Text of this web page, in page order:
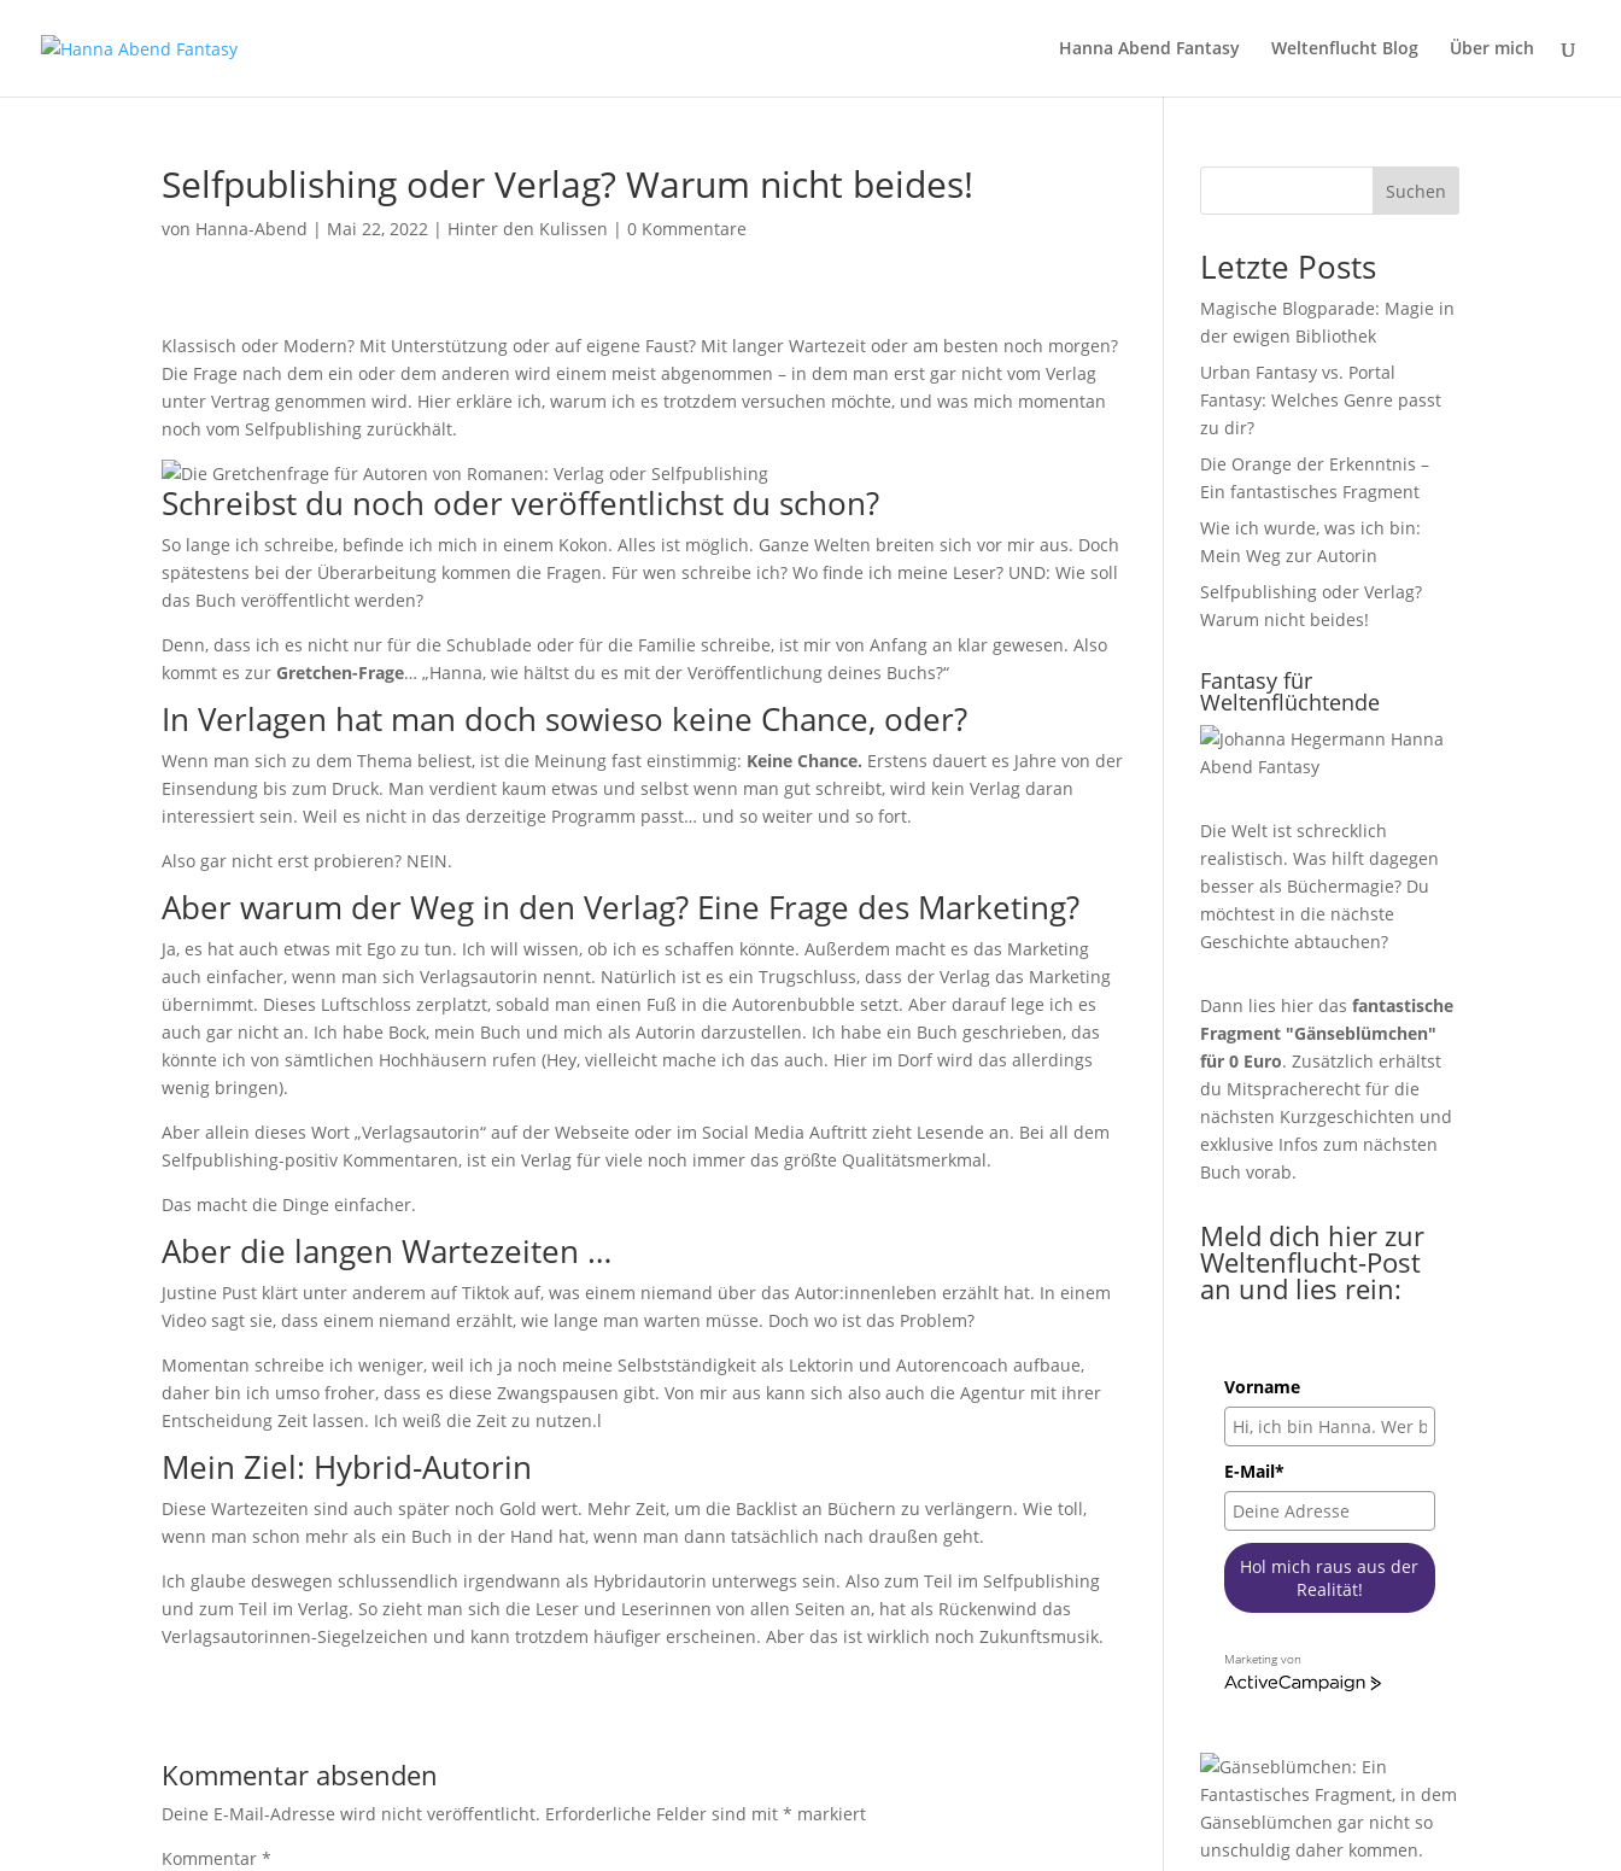
Hanna Abend Fantasy Weltenflucht Blog Über mich
Selfpublishing oder Verlag? Warum nicht beides!
von Hanna-Abend | Mai 22, 2022 | Hinter den Kulissen |0 Kommentare
Klassisch oder Modern? Mit Unterstützung oder auf eigene Faust? Mit langer Wartezeit oder am besten noch morgen?
Die Frage nach dem ein oder dem anderen wird einem meist abgenommen – in dem man erst gar nicht vom Verlag
unter Vertrag genommen wird. Hier erkläre ich, warum ich es trotzdem versuchen möchte, und was mich momentan
noch vom Selfpublishing zurückhält.
Schreibst du noch oder veröffentlichst du schon?
So lange ich schreibe, befinde ich mich in einem Kokon. Alles ist möglich. Ganze Welten breiten sich vor mir aus. Doch
spätestens bei der Überarbeitung kommen die Fragen. Für wen schreibe ich? Wo finde ich meine Leser? UND: Wie soll
das Buch veröffentlicht werden?
Denn, dass ich es nicht nur für die Schublade oder für die Familie schreibe, ist mir von Anfang an klar gewesen. Also
kommt es zurGretchen-Frage… „Hanna, wie hältst du es mit der Veröffentlichung deines Buchs?“
In Verlagen hat man doch sowieso keine Chance, oder?
Wenn man sich zu dem Thema beliest, ist die Meinung fast einstimmig: Keine Chance. Erstens dauert es Jahre von der
Einsendung bis zum Druck. Man verdient kaum etwas und selbst wenn man gut schreibt, wird kein Verlag daran
interessiert sein. Weil es nicht in das derzeitige Programm passt… und so weiter und so fort.
Also gar nicht erst probieren? NEIN.
Aber warum der Weg in den Verlag? Eine Frage des Marketing?
Ja, es hat auch etwas mit Ego zu tun. Ich will wissen, ob ich es schaffen könnte. Außerdem macht es das Marketing
auch einfacher, wenn man sich Verlagsautorin nennt. Natürlich ist es ein Trugschluss, dass der Verlag das Marketing
übernimmt. Dieses Luftschloss zerplatzt, sobald man einen Fuß in die Autorenbubble setzt. Aber darauf lege ich es
auch gar nicht an. Ich habe Bock, mein Buch und mich als Autorin darzustellen. Ich habe ein Buch geschrieben, das
könnte ich von sämtlichen Hochhäusern rufen (Hey, vielleicht mache ich das auch. Hier im Dorf wird das allerdings
wenig bringen).
Aber allein dieses Wort „Verlagsautorin“ auf der Webseite oder im Social Media Auftritt zieht Lesende an. Bei all dem
Selfpublishing-positiv Kommentaren, ist ein Verlag für viele noch immer das größte Qualitätsmerkmal.
Das macht die Dinge einfacher.
Aber die langen Wartezeiten …
Justine Pust klärt unter anderem auf Tiktok auf, was einem niemand über das Autor:innenleben erzählt hat. In einem
Video sagt sie, dass einem niemand erzählt, wie lange man warten müsse. Doch wo ist das Problem?
Momentan schreibe ich weniger, weil ich ja noch meine Selbstständigkeit als Lektorin und Autorencoach aufbaue,
daher bin ich umso froher, dass es diese Zwangspausen gibt. Von mir aus kann sich also auch die Agentur mit ihrer
Entscheidung Zeit lassen. Ich weiß die Zeit zu nutzen.l
Mein Ziel: Hybrid-Autorin
Diese Wartezeiten sind auch später noch Gold wert. Mehr Zeit, um die Backlist an Büchern zu verlängern. Wie toll,
wenn man schon mehr als ein Buch in der Hand hat, wenn man dann tatsächlich nach draußen geht.
Ich glaube deswegen schlussendlich irgendwann als Hybridautorin unterwegs sein. Also zum Teil im Selfpublishing
und zum Teil im Verlag. So zieht man sich die Leser und Leserinnen von allen Seiten an, hat als Rückenwind das
Verlagsautorinnen-Siegelzeichen und kann trotzdem häufiger erscheinen. Aber das ist wirklich noch Zukunftsmusik.
Kommentar absenden
Deine E-Mail-Adresse wird nicht veröffentlicht. Erforderliche Felder sind mit* markiert
Kommentar*
Suchen
Letzte Posts
Magische Blogparade: Magie in
der ewigen Bibliothek
Urban Fantasy vs. Portal
Fantasy: Welches Genre passt
zu dir?
Die Orange der Erkenntnis –
Ein fantastisches Fragment
Wie ich wurde, was ich bin:
Mein Weg zur Autorin
Selfpublishing oder Verlag?
Warum nicht beides!
Fantasy für
Weltenflüchtende
Die Welt ist schrecklich
realistisch. Was hilft dagegen
besser als Büchermagie? Du
möchtest in die nächste
Geschichte abtauchen?
Dann lies hier das fantastische
Fragment "Gänseblümchen"
für 0 Euro. Zusätzlich erhältst
du Mitspracherecht für die
nächsten Kurzgeschichten und
exklusive Infos zum nächsten
Buch vorab.
Meld dich hier zur
Weltenflucht-Post
an und lies rein:
Vorname
E-Mail*
Hol mich raus aus der
Realität!
Marketing von
A
v
C
a
p